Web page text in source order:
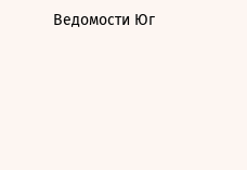
Ведомости Юг